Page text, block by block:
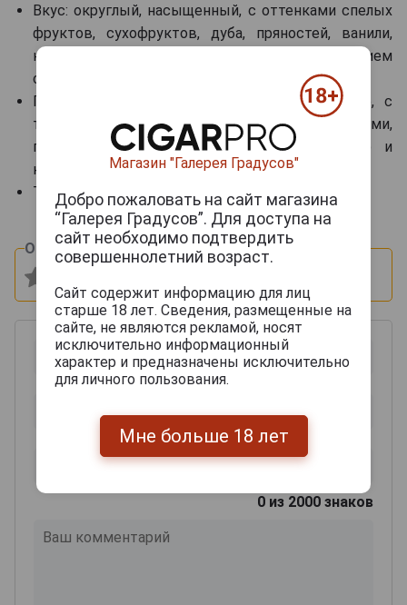
Вкус: округлый, насыщенный, с оттенками спелых
фруктов, сухофруктов, дуба, пряностей, ванили,
кофе, орехов и долгим благородным послевкусием
с нюансами шоколада и табака.
Гастрономические сочетания: в чистом виде, с
тёмным шоколадом, выдержанными сырами,
голубыми сырами с благородной плесенью и
качественными сигарами.
Температура сервировки: 18–20 °C.
Оцените и напишите отзыв:
0 из 2000 знаков
Магазин "Галерея Градусов"
Добро пожаловать на сайт магазина
“Галерея Градусов”. Для доступа на
сайт необходимо подтвердить
совершеннолетний возраст.
Сайт содержит информацию для лиц
старше 18 лет. Сведения, размещенные на
сайте, не являются рекламой, носят
исключительно информационный
характер и предназначены исключительно
для личного пользования.
Мне больше 18 лет